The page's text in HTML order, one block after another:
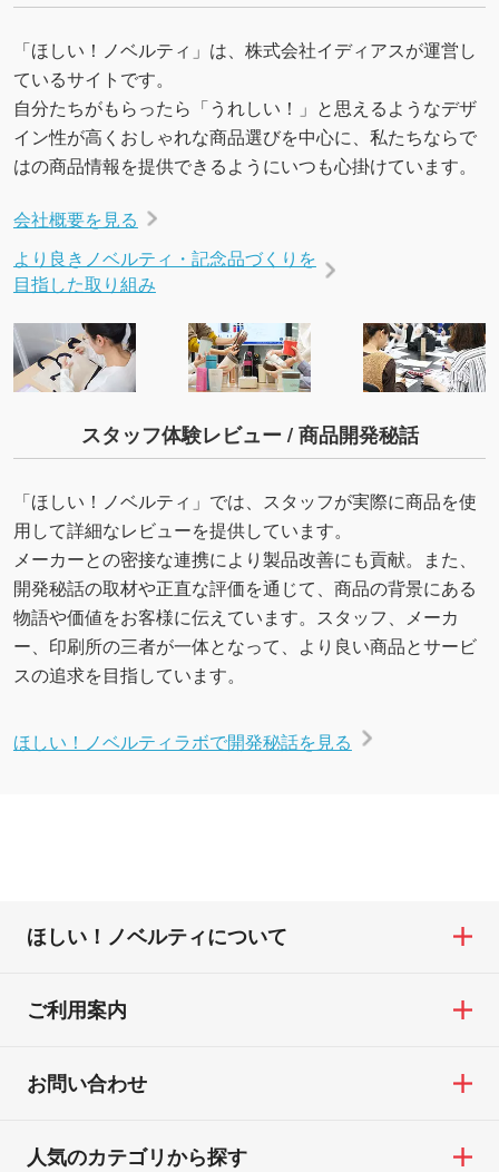
「ほしい！ノベルティ」は、株式会社イディアスが運営し
ているサイトです。
自分たちがもらったら「うれしい！」と思えるようなデザ
イン性が高くおしゃれな商品選びを中心に、私たちならで
はの商品情報を提供できるようにいつも心掛けています。
会社概要を見る
より良きノベルティ・記念品づくりを
目指した取り組み
スタッフ体験レビュー / 商品開発秘話
「ほしい！ノベルティ」では、スタッフが実際に商品を使
用して詳細なレビューを提供しています。
メーカーとの密接な連携により製品改善にも貢献。また、
開発秘話の取材や正直な評価を通じて、商品の背景にある
物語や価値をお客様に伝えています。スタッフ、メーカ
ー、印刷所の三者が一体となって、より良い商品とサービ
スの追求を目指しています。
ほしい！ノベルティラボで開発秘話を見る
ほしい！ノベルティについて
ご利用案内
お問い合わせ
人気のカテゴリから探す